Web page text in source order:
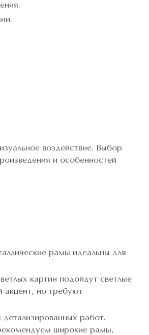
воздействие. Выбор
и особенностей
рамы идеальны для
картин подойдут светлые
акцент, но требуют
работ.
широкие рамы,